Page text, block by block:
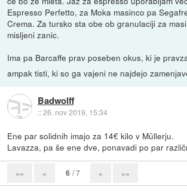
Espresso Perfetto, za Moka masinco pa
Crema. Za tursko sta obe ob granulaciji za
misljeni zanic.
Ima pa Barcaffe prav poseben okus, ki je
ampak tisti, ki so ga vajeni ne najdejo
Badwolff
::26. nov 2019, 15:34
Ene par solidnih imajo za 14€ kilo v Müllerju.
Lavazza, pa še ene dve, ponavadi po par
«« « 6 / 7 » »»